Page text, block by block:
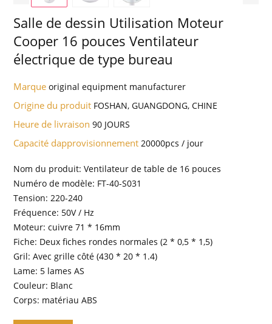
Salle de dessin Utilisation Moteur
Cooper 16 pouces Ventilateur
électrique de type bureau
Marqueoriginal equipment manufacturer
Origine du produit FOSHAN, GUANGDONG, CHINE
Heure de livraison90 JOURS
Capacité dapprovisionnement 20000pcs / jour
Nom du produit: Ventilateur de table de 16 pouces
Numéro de modèle: FT-40-S031
Tension: 220-240
Fréquence: 50V / Hz
Moteur: cuivre 71 * 16mm
Fiche: Deux fiches rondes normales (2 * 0,5 * 1,5)
Gril: Avec grille côté (430 * 20 * 1.4)
Lame: 5 lames AS
Couleur: Blanc
Corps: matériau ABS